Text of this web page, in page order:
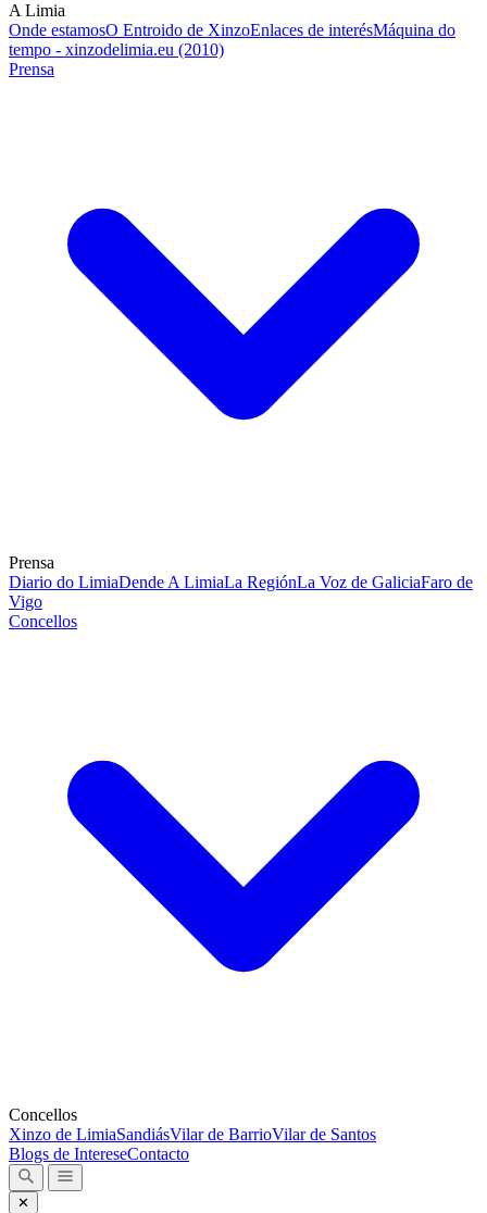
A Limia
Onde estamosO Entroido de XinzoEnlaces de interésMáquina do
tempo - xinzodelimia.eu (2010)
Prensa
Prensa
Diario do LimiaDende A LimiaLa RegiónLa Voz de GaliciaFaro de
Vigo
Concellos
Concellos
Xinzo de LimiaSandiásVilar de BarrioVilar de Santos
Blogs de IntereseContacto
✕